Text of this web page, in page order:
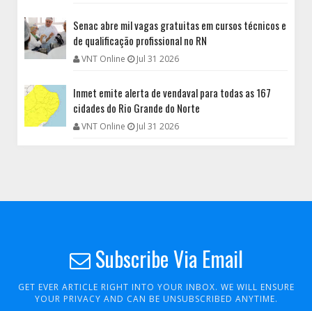
Senac abre mil vagas gratuitas em cursos técnicos e
de qualificação profissional no RN
VNT Online Jul 31 2026
Inmet emite alerta de vendaval para todas as 167
cidades do Rio Grande do Norte
VNT Online Jul 31 2026
Subscribe Via Email
GET EVER ARTICLE RIGHT INTO YOUR INBOX. WE WILL ENSURE
YOUR PRIVACY AND CAN BE UNSUBSCRIBED ANYTIME.